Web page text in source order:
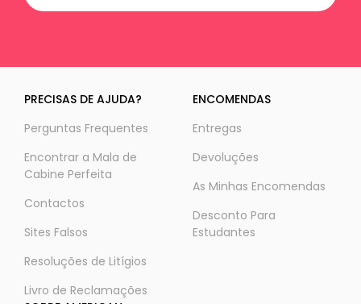
PRECISAS DE AJUDA?
Perguntas Frequentes
Encontrar a Mala de
Cabine Perfeita
Contactos
Sites Falsos
Resoluções de Litígios
Livro de Reclamações
ENCOMENDAS
Entregas
Devoluções
As Minhas Encomendas
Desconto Para
Estudantes